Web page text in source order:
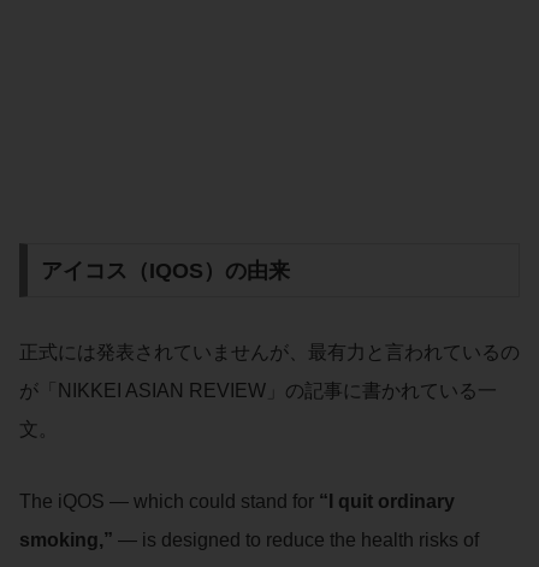
アイコス（IQOS）の由来
正式には発表されていませんが、最有力と言われているの
が「NIKKEI ASIAN REVIEW」の記事に書かれている一
文。
The iQOS — which could stand for “I quit ordinary
smoking,” — is designed to reduce the health risks of